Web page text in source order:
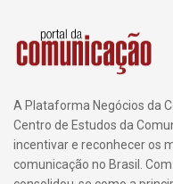
A Plataforma Negócios da
Centro de Estudos da
incentivar e reconhecer os
comunicação no Brasil.